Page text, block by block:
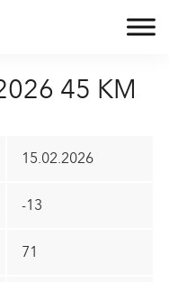
45 KM
15.02.2026
-13
71